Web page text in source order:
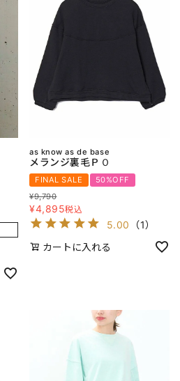
as know as de base
メランジ裏毛ＰＯ
FINAL SALE
50%OFF
¥9,790
¥4,895税込
5.00 （1）
カートに入れる